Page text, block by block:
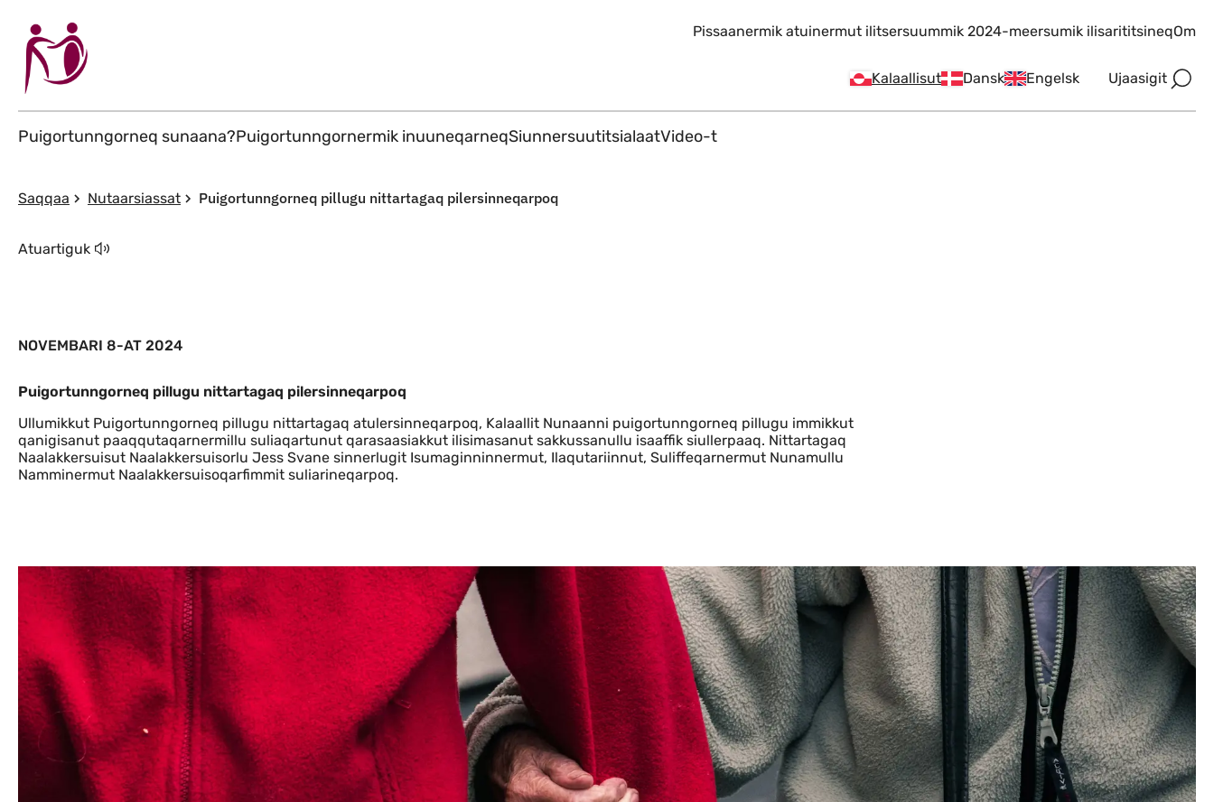
Kalaallisut Dansk Engelsk Ujaasigit
Pissaanermik atuinermut ilitsersuummik 2024-meersumik ilisarititsineqOm
Puigortunngorneq sunaana?Puigortunngornermik inuuneqarneqSiunnersuutitsialaatVideo-t
Saqqaa Nutaarsiassat Puigortunngorneq pillugu nittartagaq pilersinneqarpoq
Atuartiguk
NOVEMBARI 8-AT 2024
Puigortunngorneq pillugu nittartagaq pilersinneqarpoq
Ullumikkut Puigortunngorneq pillugu nittartagaq atulersinneqarpoq, Kalaallit Nunaanni puigortunngorneq pillugu immikkut
qanigisanut paaqqutaqarnermillu suliaqartunut qarasaasiakkut ilisimasanut sakkussanullu isaaffik siullerpaaq. Nittartagaq
Naalakkersuisut Naalakkersuisorlu Jess Svane sinnerlugit Isumaginninnermut, Ilaqutariinnut, Suliffeqarnermut Nunamullu
Namminermut Naalakkersuisoqarfimmit suliarineqarpoq.